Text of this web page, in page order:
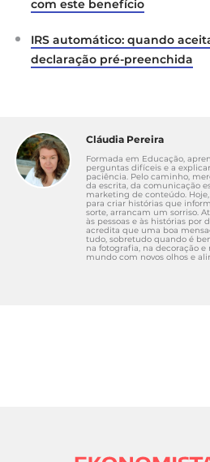
com este benefício
IRS automático: quando
declaração pré-preenchida
Cláudia Pereira
Formada em Educação,
perguntas difíceis e a
paciência. Pelo caminho,
da escrita, da comunicação
marketing de conteúdo.
para criar histórias que
sorte, arrancam um sorriso.
às pessoas e às histórias por
acredita que uma boa
tudo, sobretudo quando é
na fotografia, na decoração e
mundo com novos olhos e